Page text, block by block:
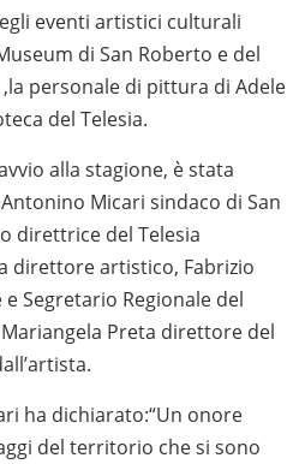
eventi artistici culturali
di San Roberto e del
personale di pittura di Adele
del Telesia.
alla stagione, è stata
Micari sindaco di San
direttrice del Telesia
direttore artistico, Fabrizio
Segretario Regionale del
Preta direttore del
ha dichiarato:“Un onore
del territorio che si sono